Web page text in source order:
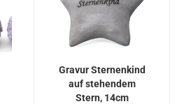
Gravur Sternenkind
auf stehendem
Stern, 14cm